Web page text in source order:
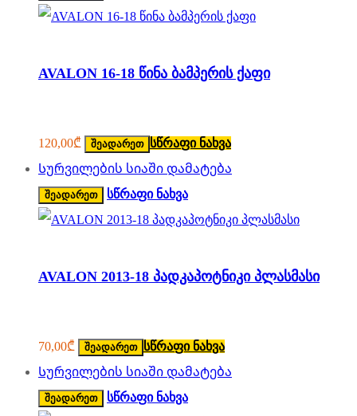
AVALON 16-18 წინა ბამპერის ქაფი
120,00₾ შეადარეთ სწრაფი ნახვა
Სურვილების სიაში დამატება
შეადარეთ სწრაფი ნახვა
AVALON 2013-18 პადკაპოტნიკი პლასმასი
70,00₾ შეადარეთ სწრაფი ნახვა
Სურვილების სიაში დამატება
შეადარეთ სწრაფი ნახვა